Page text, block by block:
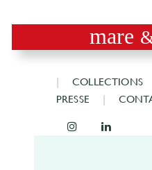
mare
COLLECTIONS
PRESSE